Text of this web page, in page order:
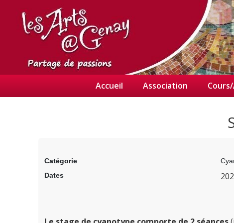
Accueil Association
Catégorie
Dates